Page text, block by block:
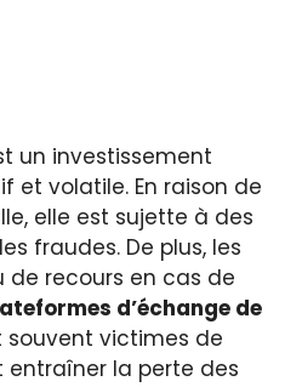
un investissement
et volatile. En raison de
elle est sujette à des
fraudes. De plus, les
de recours en cas de
d’échange de
souvent victimes de
la perte des